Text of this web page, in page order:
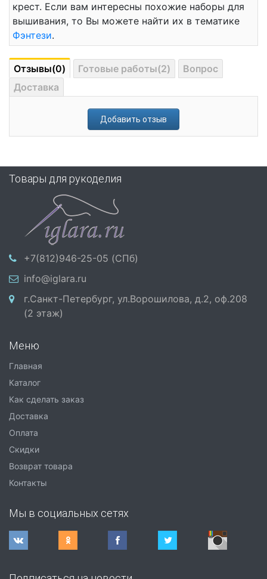
крест. Если вам интересны похожие наборы для
вышивания, то Вы можете найти их в тематике
Фэнтези.
Отзывы(0) Готовые работы(2)
Вопрос
Доставка
Добавить отзыв
Товары для рукоделия
+7(812)946-25-05 (СПб)
info@iglara.ru
г.Санкт-Петербург, ул.Ворошилова, д.2, оф.208
(2 этаж)
Меню
Главная
Каталог
Как сделать заказ
Доставка
Оплата
Скидки
Возврат товара
Контакты
Мы в социальных сетях